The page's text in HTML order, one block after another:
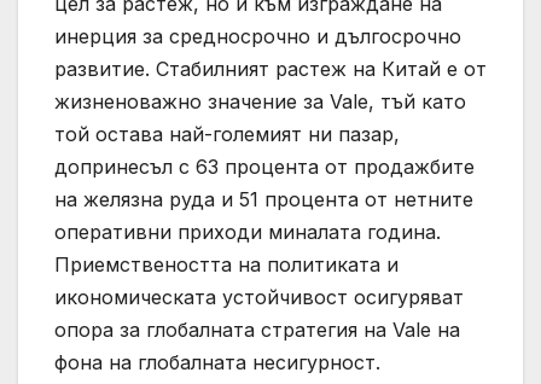
инерция за средносрочно и дългосрочно
развитие. Стабилният растеж на Китай е от
жизненоважно значение за Vale, тъй като
той остава най-големият ни пазар,
допринесъл с 63 процента от продажбите
на желязна руда и 51 процента от нетните
оперативни приходи миналата година.
Приемствеността на политиката и
икономическата устойчивост осигуряват
опора за глобалната стратегия на Vale на
фона на глобалната несигурност.